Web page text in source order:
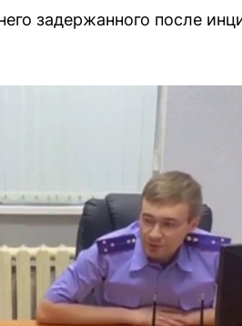
задержанного после